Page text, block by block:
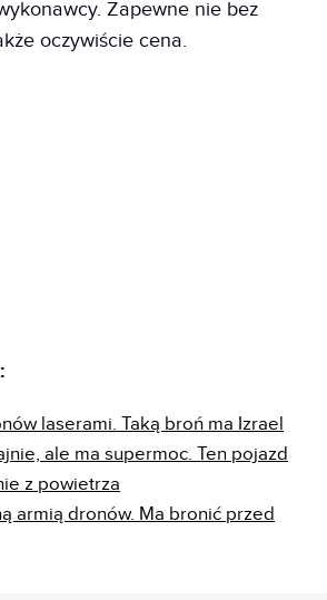
Zapewne nie bez
oczywiście cena.
laserami. Taką broń ma Izrael
ale ma supermoc. Ten pojazd
z powietrza
armią dronów. Ma bronić przed